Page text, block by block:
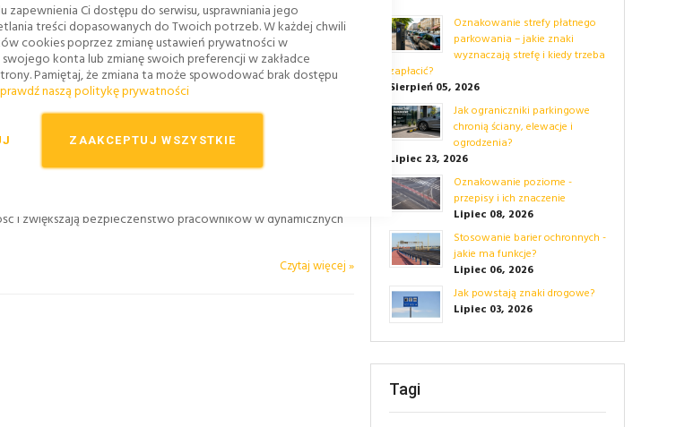
Ci dostępu do serwisu, usprawniania jego
treści dopasowanych do Twoich potrzeb. W każdej chwili
cookies poprzez zmianę ustawień prywatności w
konta lub zmianę swoich preferencji w zakładce
Pamiętaj, że zmiana ta może spowodować brak dostępu
naszą politykę prywatności
ZAAKCEPTUJ WSZYSTKIE
i zwiększają bezpieczeństwo pracowników w dynamicznych
Czytaj więcej »
Oznakowanie strefy płatnego
parkowania – jakie znaki
wyznaczają strefę i kiedy trzeba
zapłacić?
Sierpień 05, 2026
Jak ograniczniki parkingowe
chronią ściany, elewacje i
ogrodzenia?
Lipiec 23, 2026
Oznakowanie poziome -
przepisy i ich znaczenie
Lipiec 08, 2026
Stosowanie barier ochronnych -
jakie ma funkcje?
Lipiec 06, 2026
Jak powstają znaki drogowe?
Lipiec 03, 2026
Tagi